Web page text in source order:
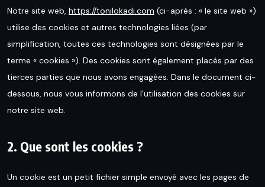
Notre site web, https://tonilokadi.com (ci-après : « le site web »)
utilise des cookies et autres technologies liées (par
simplification, toutes ces technologies sont désignées par le
terme « cookies »). Des cookies sont également placés par des
tierces parties que nous avons engagées. Dans le document ci-
dessous, nous vous informons de l’utilisation des cookies sur
notre site web.
2. Que sont les cookies ?
Un cookie est un petit fichier simple envoyé avec les pages de